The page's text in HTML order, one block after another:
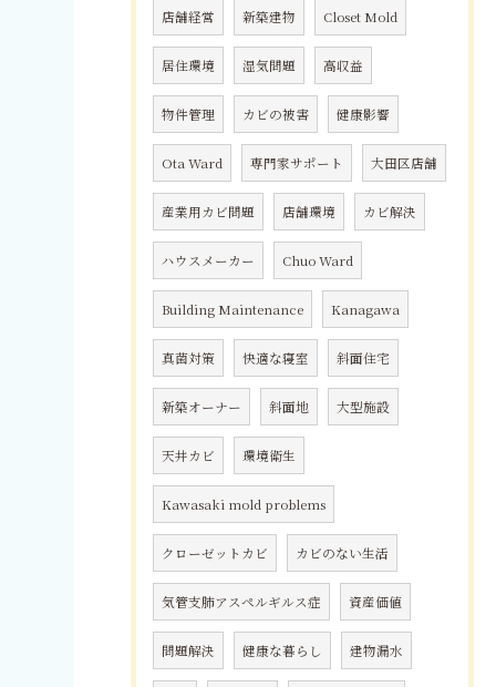
店舗経営 新築建物 Closet Mold
居住環境 湿気問題 高収益
物件管理 カビの被害 健康影響
Ota Ward 専門家サポート 大田区店舗
産業用カビ問題 店舗環境 カビ解決
ハウスメーカー Chuo Ward
Building Maintenance Kanagawa
真菌対策 快適な寝室 斜面住宅
新築オーナー 斜面地 大型施設
天井カビ 環境衛生
Kawasaki mold problems
クローゼットカビ カビのない生活
気管支肺アスペルギルス症 資産価値
問題解決 健康な暮らし 建物漏水